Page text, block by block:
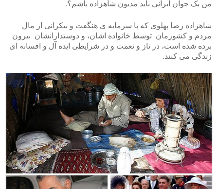
من یک جوان ایرانی باید مدیون شاهزاده باشم؟.
شاهزاده رضا پهلوی که با سرمایه ی هنگفت و بیکرانی از مال
مردم و کشورمان توسط خانواده اشان، و دوستدارانشان بیرون
برده شده است، در ناز و نعمت و در شرایطی ایده آل و افسانه ای
زندگی می کنند.